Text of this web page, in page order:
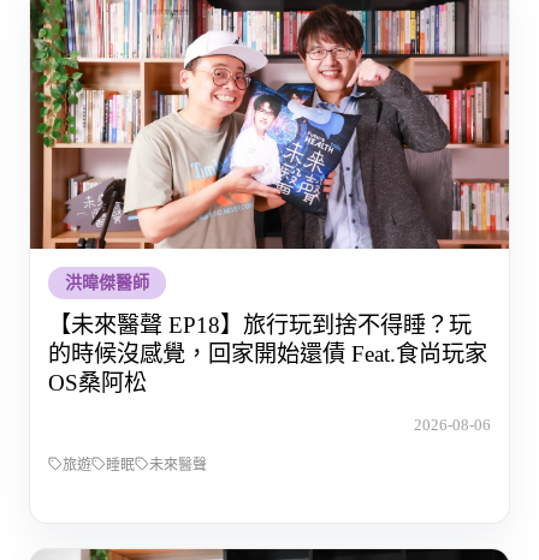
洪暐傑醫師
【未來醫聲 EP18】旅行玩到捨不得睡？玩
的時候沒感覺，回家開始還債 Feat.食尚玩家
OS桑阿松
2026-08-06
旅遊 睡眠 未來醫聲